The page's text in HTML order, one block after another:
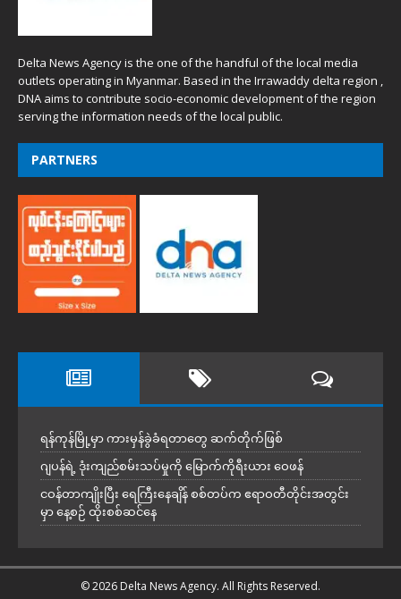
Delta News Agency is the one of the handful of the local media
outlets operating in Myanmar. Based in the Irrawaddy delta region ,
DNA aims to contribute socio-economic development of the region
serving the information needs of the local public.
PARTNERS
ရန်ကုန်မြို့မှာ ကားမှန်ခွဲခံရတာတွေ ဆက်တိုက်ဖြစ်
ဂျပန်ရဲ့ ဒုံးကျည်စမ်းသပ်မှုကို မြောက်ကိုရီးယား ဝေဖန်
ငဝန်တာကျိုးပြီး ရေကြီးနေချိန် စစ်တပ်က ဧရာဝတီတိုင်းအတွင်း
မှာ နေ့စဉ် ထိုးစစ်ဆင်နေ
© 2026 Delta News Agency. All Rights Reserved.